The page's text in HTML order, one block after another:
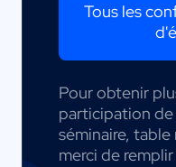
Tous les
Pour obtenir
participation
séminaire,
merci de